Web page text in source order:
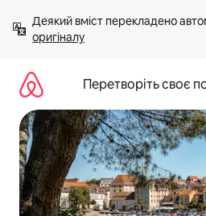
вмісту
Деякий вміст перекладено
оригіналу
Перетворіть своє